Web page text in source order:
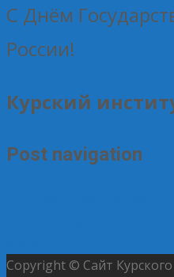
С Днём
России!
Курский
Post navigation
Copyright © Сайт